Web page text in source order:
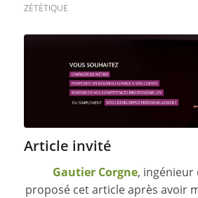
ZÉTÉTIQUE
Article invité
Gautier Corgne, ingénieur
proposé cet article après avoir